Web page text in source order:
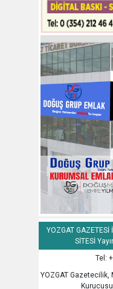
YOZGAT
SİTESİ
Tel:
YOZGAT Gazetecilik,